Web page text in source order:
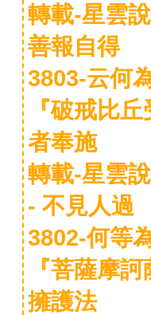
轉載-星雲
善報自得
3803-云何
『破戒比
者奉施
轉載-星雲
- 不見人過
3802-何等
『菩薩摩
擁護法